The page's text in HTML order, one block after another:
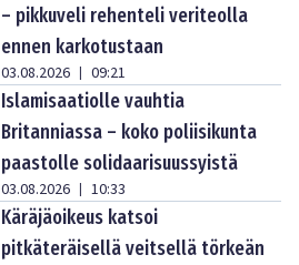
– pikkuveli rehenteli veriteolla
ennen karkotustaan
03.08.2026 | 09:21
Islamisaatiolle vauhtia
Britanniassa – koko poliisikunta
paastolle solidaarisuussyistä
03.08.2026 | 10:33
Käräjäoikeus katsoi
pitkäteräisellä veitsellä törkeän